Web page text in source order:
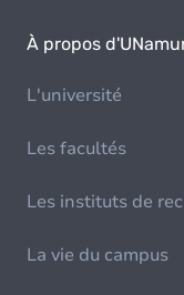
À propos
L'université
Les facultés
Les instituts de
La vie du campus